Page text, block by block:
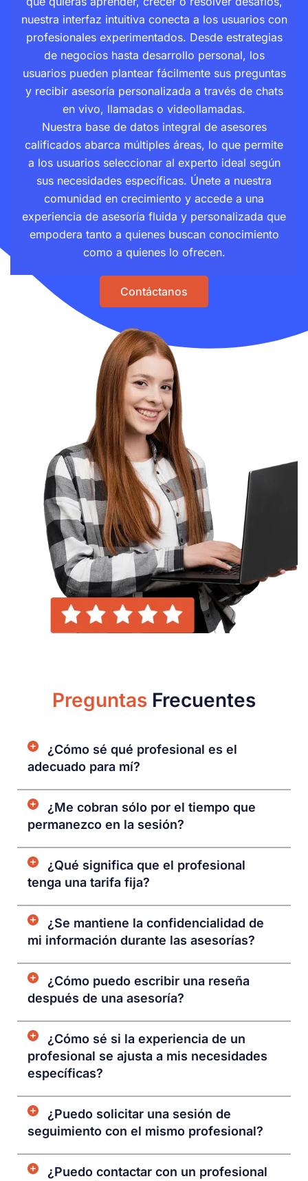
nuestra interfaz intuitiva conecta a los usuarios con
profesionales experimentados. Desde estrategias
de negocios hasta desarrollo personal, los
usuarios pueden plantear fácilmente sus preguntas
y recibir asesoría personalizada a través de chats
en vivo, llamadas o videollamadas.
Nuestra base de datos integral de asesores
calificados abarca múltiples áreas, lo que permite
a los usuarios seleccionar al experto ideal según
sus necesidades específicas. Únete a nuestra
comunidad en crecimiento y accede a una
experiencia de asesoría fluida y personalizada que
empodera tanto a quienes buscan conocimiento
como a quienes lo ofrecen.
Contáctanos
Preguntas Frecuentes
¿Cómo sé qué profesional es el
adecuado para mí?
¿Me cobran sólo por el tiempo que
permanezco en la sesión?
¿Qué significa que el profesional
tenga una tarifa fija?
¿Se mantiene la confidencialidad de
mi información durante las asesorías?
¿Cómo puedo escribir una reseña
después de una asesoría?
¿Cómo sé si la experiencia de un
profesional se ajusta a mis necesidades
específicas?
¿Puedo solicitar una sesión de
seguimiento con el mismo profesional?
¿Puedo contactar con un profesional